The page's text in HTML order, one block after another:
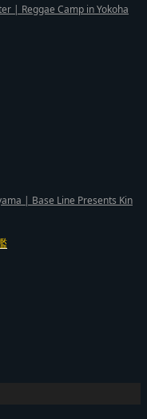
| Reggae Camp in Yokoha
| Base Line Presents Kin